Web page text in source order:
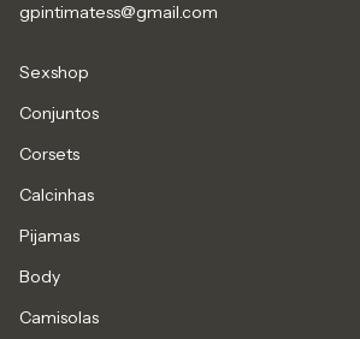
gpintimatess@gmail.com
Sexshop
Conjuntos
Corsets
Calcinhas
Pijamas
Body
Camisolas